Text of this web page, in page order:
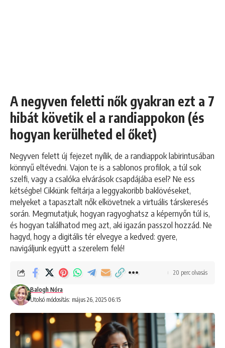
A negyven feletti nők gyakran ezt a 7
hibát követik el a randiappokon (és
hogyan kerülheted el őket)
Negyven felett új fejezet nyílik, de a randiappok labirintusában
könnyű eltévedni. Vajon te is a sablonos profilok, a túl sok
szelfi, vagy a csalóka elvárások csapdájába esel? Ne ess
kétségbe! Cikkünk feltárja a leggyakoribb baklövéseket,
melyeket a tapasztalt nők elkövetnek a virtuális társkeresés
során. Megmutatjuk, hogyan ragyoghatsz a képernyőn túl is,
és hogyan találhatod meg azt, aki igazán passzol hozzád. Ne
hagyd, hogy a digitális tér elvegye a kedved: gyere,
navigáljunk együtt a szerelem felé!
Utolsó módosítás: május 26, 2025 06:15
Balogh Nóra
20 perc olvasás